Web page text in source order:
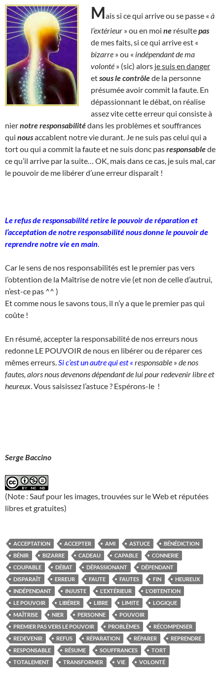
Mais si ce qui arrive ou se passe « à
l’extérieur » ou en moi ne résultepas
de mes faits, si ce qui arrive est «
bizarre » ou « indépendant de ma
volonté » (sic) alors je suis en danger
etsous le contrôlede la personne
présumée avoir commit la faute. En
dépassionnant le débat, on réalise
assez vite cette erreur qui consiste à
niernotre responsabilitédans les problèmes et souffrances
qui nousaccablent notre vie durant. Je ne suis pas celui qui a
tort ou qui a commit la faute et ne suis donc pasresponsablede
ce qu’il arrive par la suite… OK, mais dans ce cas, je suis mal, car
le pouvoir de me libérer d’une erreur disparaît !
Le refus de responsabilité retire le pouvoir de réparation et
l’acceptation de notre responsabilité nous donne le pouvoir de
reprendre notre vie en main
Car le sens de nos responsabilités est le premier pas vers
l’obtention de la Maîtrise de notre vie (et non de celle d’autrui,
n’est-ce pas ^^ )
Et comme nous le savons tous, il n’y a que le premier pas qui
coûte !
En résumé, accepter la responsabilité de nos erreurs nous
redonne LE POUVOIR de nous en libérer ou de réparer ces
mêmes erreurs. Si c’est un autre qui est « responsable » de nos
fautes, alors nous devenons dépendant de lui pour redevenir libre et
heureux . Vous saisissez l’astuce ? Espérons-le !
Serge Baccino
(Note : Sauf pour les images, trouvées sur le Web et réputées
libres et gratuites)
ACCEPTATION ACCEPTER AMI ASTUCE
BÉNÉDICTION
BÉNIR
BIZARRE CADEAU CAPABLE
CONNERIE
COUPABLE
DÉBAT DÉPASSIONANT
DÉPENDANT
DISPARAÎT
ERREUR FAUTE FAUTES FIN
HEUREUX
INDÉPENDANT
INJUSTE L'EXTÉRIEUR
L'OBTENTION
LE POUVOIR
LIBÉRER LIBRE LIMITE
LOGIQUE
MAÎTRISE
NIER PERSONNE
POUVOIR
PREMIER PAS VERS LE POUVOIR
PROBLÈMES
RÉCOMPENSER
REDEVENIR
REFUS RÉPARATION RÉPARER
REPRENDRE
RESPONSABLE
RÉSUME SOUFFRANCES
TORT
TOTALEMENT
TRANSFORMER VIE VOLONTÉ